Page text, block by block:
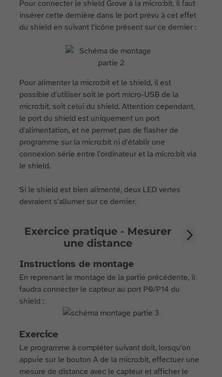
Pour connecter le shield Grove à la micro:bit, il faut
insérer cette dernière dans le port prévu à cet effet
du shield en suivant l'icône présent sur ce dernier :
Pour alimenter la micro:bit et le shield, il est
possible d'utiliser soit le port micro-USB de la
micro:bit, soit celui du shield. Attention cependant,
le port du shield est uniquement un port
d'alimentation, et ne permet pas de flasher de
programme sur la micro:bit ni d'établir une
connexion série entre l'ordinateur et la micro:bit via
le shield.
Si le shield est bien alimenté, deux LED vertes
devraient s'allumer sur ce dernier.
Exercice pratique - Mesurer
une distance
Instructions de montage
En reprenant le montage de la partie précédente, il
faudra connecter le capteur au port P0/P14 du
shield :
Exercice
Le programme à compléter suivant doit, lorsqu'on
appuie sur le bouton A de la micro:bit, effectuer une
mesure de distance avec le capteur et afficher le